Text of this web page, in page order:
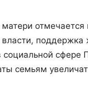
власти,
социальной
семьям